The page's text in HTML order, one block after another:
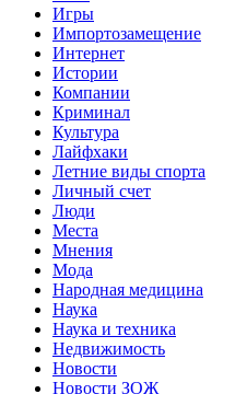
Игры
Импортозамещение
Интернет
Истории
Компании
Криминал
Культура
Лайфхаки
Летние виды спорта
Личный счет
Люди
Места
Мнения
Мода
Народная медицина
Наука
Наука и техника
Недвижимость
Новости
Новости ЗОЖ